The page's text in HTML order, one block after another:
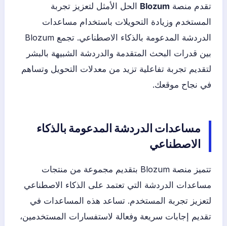
تقدم منصة Blozum الحل الأمثل لتعزيز تجربة
المستخدم وزيادة التحويلات باستخدام مساعدات
الدردشة المدعومة بالذكاء الاصطناعي. تجمع Blozum
بين قدرات البحث المتقدمة والدردشة الشبيهة بالبشر
لتقديم تجربة تفاعلية تزيد من معدلات التحويل وتساهم
في نجاح موقعك.
مساعدات الدردشة المدعومة بالذكاء
الاصطناعي
تتميز منصة Blozum بتقديم مجموعة من منتجات
مساعدات الدردشة التي تعتمد على الذكاء الاصطناعي
لتعزيز تجربة المستخدم. تساعد هذه المساعدات في
تقديم إجابات سريعة وفعالة لاستفسارات المستخدمين،